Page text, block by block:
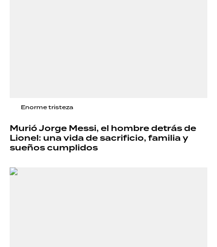
Enorme tristeza
Murió Jorge Messi, el hombre detrás de
Lionel: una vida de sacrificio, familia y
sueños cumplidos